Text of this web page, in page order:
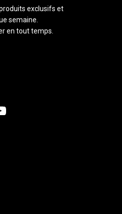
exclusifs et
semaine.
en tout temps.